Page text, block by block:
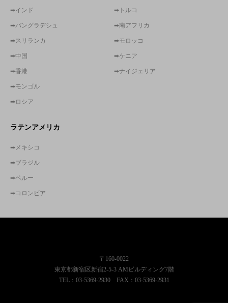
➡インド
➡バングラデシュ
➡スリランカ
➡中国
➡香港
➡モンゴル
➡ロシア
➡トルコ
➡南アフリカ
➡モロッコ
➡ケニア
➡ナイジェリア
ラテンアメリカ
➡メキシコ
➡ブラジル
➡ペルー
➡コロンビア
〒160-0022
東京都新宿区新宿2-5-3 AMビルディング7階
TEL：03-5369-2930 FAX：03-5369-2931